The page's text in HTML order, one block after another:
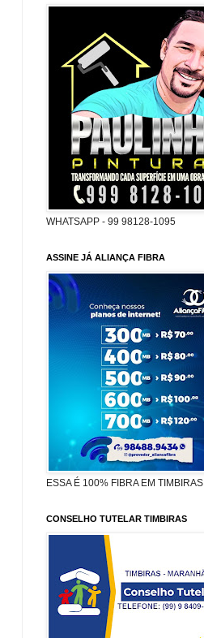
WHATSAPP - 99 98128-1095
ASSINE JÁ ALIANÇA FIBRA
ESSA É 100% FIBRA EM TIMBIRAS
CONSELHO TUTELAR TIMBIRAS